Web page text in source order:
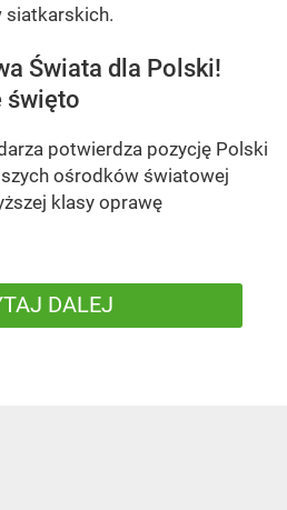
siatkarskich.
Świata dla Polski!
święto
potwierdza pozycję Polski
ośrodków światowej
klasy oprawę
DALEJ